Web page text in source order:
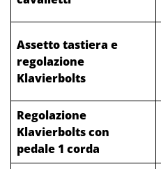
Assetto tastiera e
regolazione
Klavierbolts
Regolazione
Klavierbolts con
pedale 1 corda